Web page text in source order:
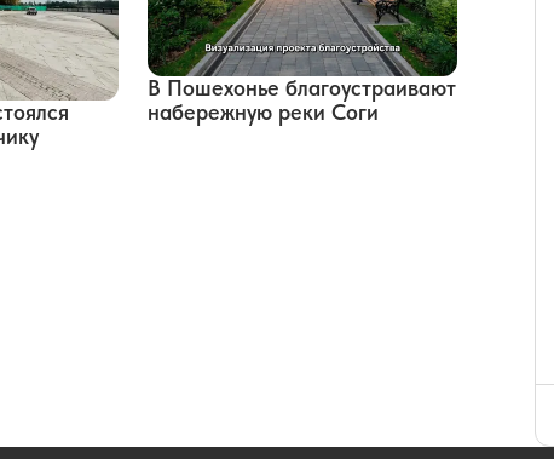
В Пошехонье благоустраивают
набережную реки Соги